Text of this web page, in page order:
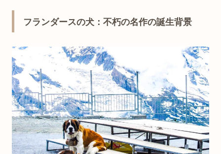
フランダースの犬：不朽の名作の誕生背景